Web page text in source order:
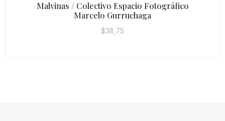
Malvinas / Colectivo Espacio Fotográfico
Marcelo Gurruchaga
$38,75